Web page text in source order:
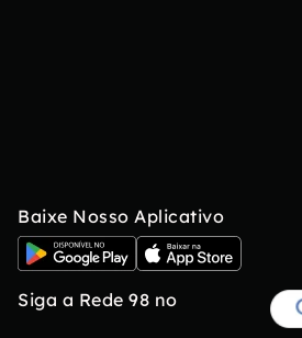
Baixe Nosso Aplicativo
Siga a Rede 98 no